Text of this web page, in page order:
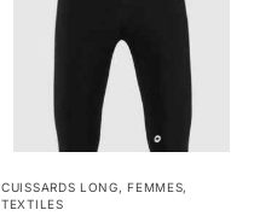
CUISSARDS LONG, FEMMES,
TEXTILES